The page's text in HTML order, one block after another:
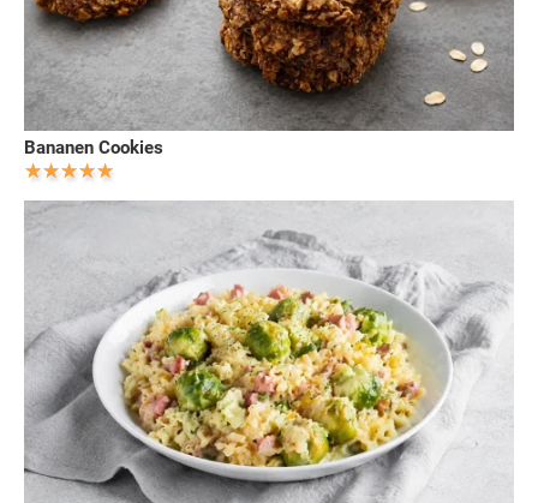
Bananen Cookies